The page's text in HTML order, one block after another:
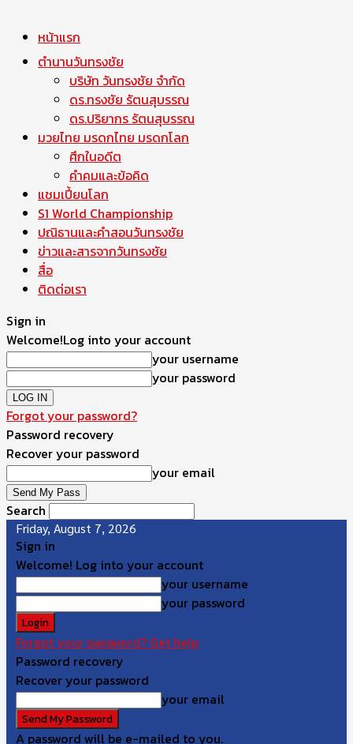
หน้าแรก
ตำนานวันทรงชัย
บริษัท วันทรงชัย จำกัด
ดร.ทรงชัย รัตนสุบรรณ
ดร.ปริยากร รัตนสุบรรณ
มวยไทย มรดกไทย มรดกโลก
ศึกในอดีต
คำคมและข้อคิด
แชมเปี้ยนโลก
S1 World Championship
ปณิธานและคำสอนวันทรงชัย
ข่าวและสารจากวันทรงชัย
สื่อ
ติดต่อเรา
Sign in
Welcome!Log into your account
your username
your password
Forgot your password?
Password recovery
Recover your password
your email
Search
Friday, August 7, 2026
Sign in
Welcome! Log into your account
your username
your password
Forgot your password? Get help
Password recovery
Recover your password
your email
A password will be e-mailed to you.